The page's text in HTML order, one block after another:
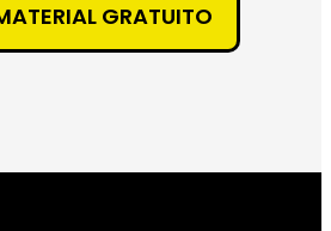
GRATUITO